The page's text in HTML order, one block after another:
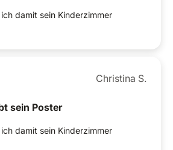
damit sein Kinderzimmer
Christina S.
sein Poster
damit sein Kinderzimmer